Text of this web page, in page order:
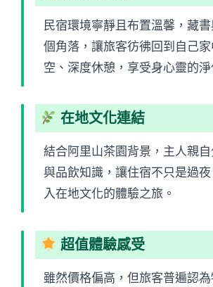
民宿環境寧靜且布置溫馨，藏
個角落，讓旅客彷彿回到自己
空、深度休憩，享受身心靈的淨
在地文化連結
結合阿里山茶園背景，主人親
與品飲知識，讓住宿不只是過
入在地文化的體驗之旅。
超值體驗感受
雖然價格偏高，但旅客普遍認